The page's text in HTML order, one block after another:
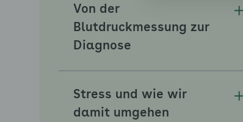
Von der
Blutdruckmessung zur
Diagnose
Stress und wie wir
damit umgehen